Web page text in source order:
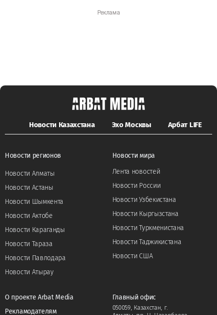
Новости Казахстана Эхо Москвы Арбат LIFE
Новости регионов
Новости Алматы
Новости Астаны
Новости Шымкента
Новости Актобе
Новости Караганды
Новости Тараза
Новости Павлодара
Новости Атырау
Новости мира
Лента новостей
Новости России
Новости Узбекистана
Новости Кыргызстана
Новости Туркменистана
Новости Таджикистана
Новости США
О проекте Arbat Media
Рекламодателям
Главный офис
050059, Казахстан, г.